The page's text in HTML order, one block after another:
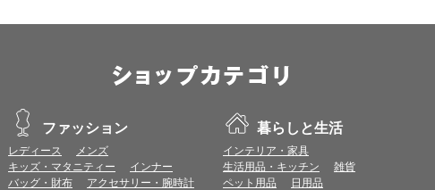
ファッション
レディース
メンズ
キッズ・マタニティー
インナー
バッグ・財布
アクセサリー・腕時計
暮らしと生活
インテリア・家具
生活用品・キッチン
雑貨
ペット用品
日用品